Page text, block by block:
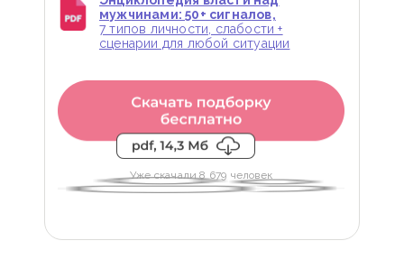
Уже скачали 8 679 человек
мужчинами: 50+ сигналов,
7 типов личности, слабости +
сценарии для любой ситуации